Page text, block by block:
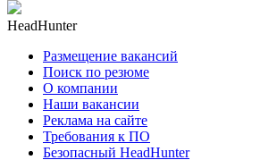
HeadHunter
Размещение вакансий
Поиск по резюме
О компании
Наши вакансии
Реклама на сайте
Требования к ПО
Безопасный HeadHunter